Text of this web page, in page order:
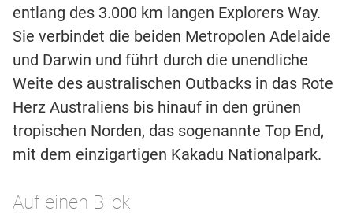
entlang des 3.000 km langen Explorers Way.
Sie verbindet die beiden Metropolen Adelaide
und Darwin und führt durch die unendliche
Weite des australischen Outbacks in das Rote
Herz Australiens bis hinauf in den grünen
tropischen Norden, das sogenannte Top End,
mit dem einzigartigen Kakadu Nationalpark.
Auf einen Blick